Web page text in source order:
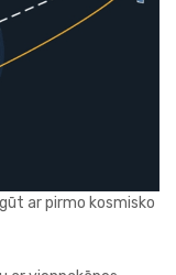
ar pirmo kosmisko